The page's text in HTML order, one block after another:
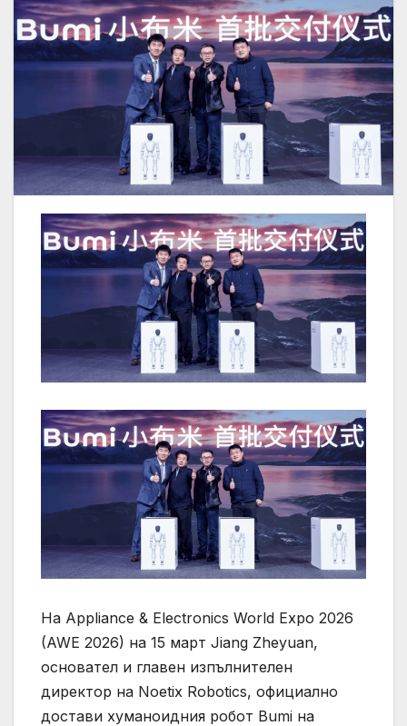
На Appliance & Electronics World Expo 2026
(AWE 2026) на 15 март Jiang Zheyuan,
основател и главен изпълнителен
директор на Noetix Robotics, официално
достави хуманоидния робот Bumi на